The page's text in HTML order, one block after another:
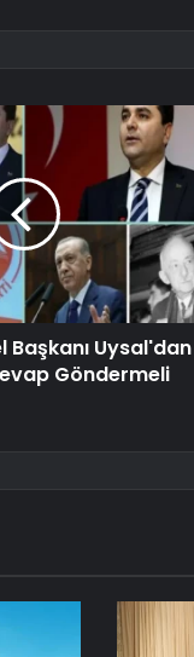
Başkanı Uysal'dan
Göndermeli